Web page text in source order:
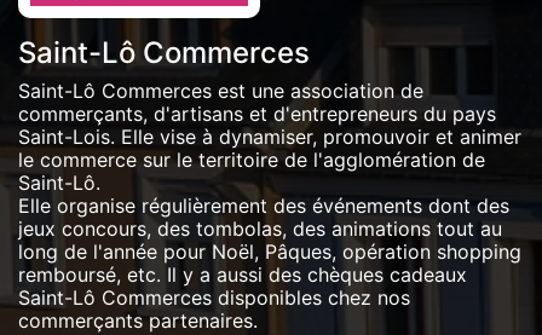
Saint-Lô Commerces
Saint-Lô Commerces est une association de
commerçants, d'artisans et d'entrepreneurs du pays
Saint-Lois. Elle vise à dynamiser, promouvoir et animer
le commerce sur le territoire de l'agglomération de
Saint-Lô.
Elle organise régulièrement des événements dont des
jeux concours, des tombolas, des animations tout au
long de l'année pour Noël, Pâques, opération shopping
remboursé, etc. Il y a aussi des chèques cadeaux
Saint-Lô Commerces disponibles chez nos
commerçants partenaires.